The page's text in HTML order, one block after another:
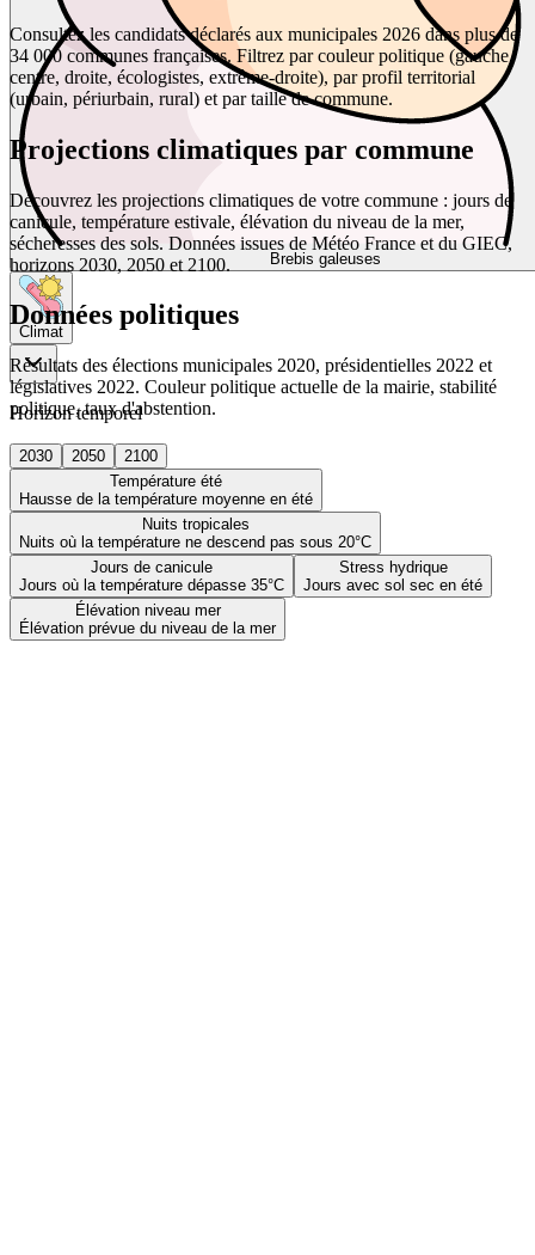
Brebis galeuses
Climat
Horizon temporel
2030 2050
2100
Température été
Hausse de la température moyenne en été
Nuits tropicales
Nuits où la température ne descend pas sous 20°C
Jours de canicule
Jours où la température dépasse 35°C
Stress hydrique
Jours avec sol sec en été
Élévation niveau mer
Élévation prévue du niveau de la mer
Consultez les candidats déclarés aux municipales 2026 dans plus de
34 000 communes françaises. Filtrez par couleur politique (gauche,
centre, droite, écologistes, extrême-droite), par profil territorial
(urbain, périurbain, rural) et par taille de commune.
Projections climatiques par commune
Découvrez les projections climatiques de votre commune : jours de
canicule, température estivale, élévation du niveau de la mer,
sécheresses des sols. Données issues de Météo France et du GIEC,
horizons 2030, 2050 et 2100.
Données politiques
Résultats des élections municipales 2020, présidentielles 2022 et
législatives 2022. Couleur politique actuelle de la mairie, stabilité
politique, taux d'abstention.